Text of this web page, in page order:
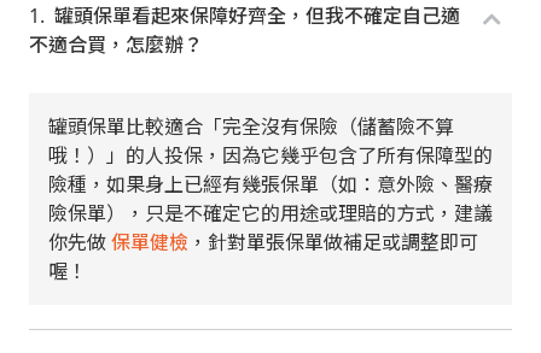
罐頭保單看起來保障好齊全，但我不確定自己適
不適合買，怎麼辦？
罐頭保單比較適合「完全沒有保險（儲蓄險不算
哦！）」的人投保，因為它幾乎包含了所有保障型的
險種，如果身上已經有幾張保單（如：意外險、醫療
險保單），只是不確定它的用途或理賠的方式，建議
你先做保單健檢 ，針對單張保單做補足或調整即可
喔！